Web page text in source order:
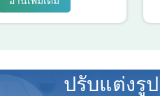
ปรับแต่งรู